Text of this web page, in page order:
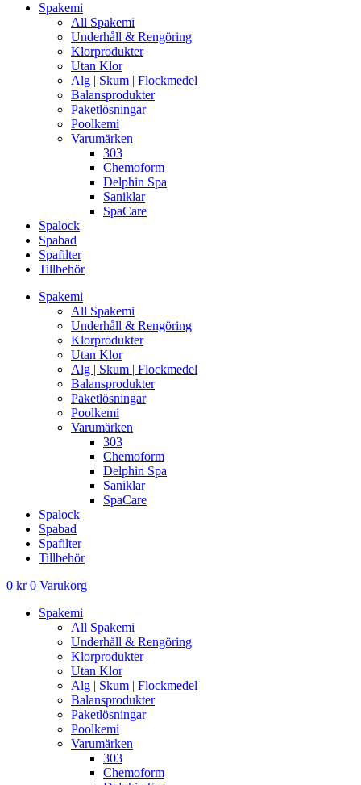
Spakemi
All Spakemi
Underhåll & Rengöring
Klorprodukter
Utan Klor
Alg | Skum | Flockmedel
Balansprodukter
Paketlösningar
Poolkemi
Varumärken
303
Chemoform
Delphin Spa
Saniklar
SpaCare
Spalock
Spabad
Spafilter
Tillbehör
Spakemi
All Spakemi
Underhåll & Rengöring
Klorprodukter
Utan Klor
Alg | Skum | Flockmedel
Balansprodukter
Paketlösningar
Poolkemi
Varumärken
303
Chemoform
Delphin Spa
Saniklar
SpaCare
Spalock
Spabad
Spafilter
Tillbehör
0 kr 0 Varukorg
Spakemi
All Spakemi
Underhåll & Rengöring
Klorprodukter
Utan Klor
Alg | Skum | Flockmedel
Balansprodukter
Paketlösningar
Poolkemi
Varumärken
303
Chemoform